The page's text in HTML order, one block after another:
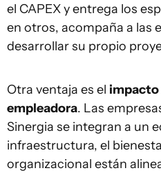
el CAPEX y entrega los
en otros, acompaña a las
desarrollar su propio
Otra ventaja es el impacto
empleadora. Las
Sinergia se integran a un
infraestructura, el
organizacional están